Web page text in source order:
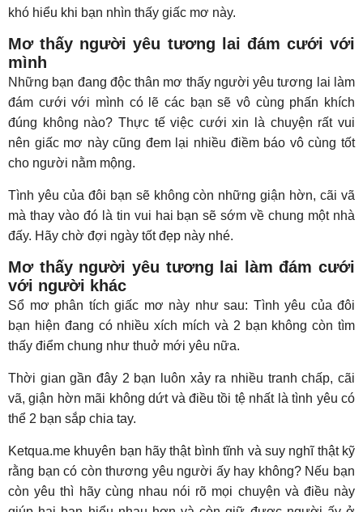
khó hiểu khi bạn nhìn thấy giấc mơ này.
Mơ thấy người yêu tương lai đám cưới với
mình
Những bạn đang độc thân mơ thấy người yêu tương lai làm
đám cưới với mình có lẽ các bạn sẽ vô cùng phấn khích
đúng không nào? Thực tế việc cưới xin là chuyện rất vui
nên giấc mơ này cũng đem lại nhiều điềm báo vô cùng tốt
cho người nằm mộng.
Tình yêu của đôi bạn sẽ không còn những giận hờn, cãi vã
mà thay vào đó là tin vui hai bạn sẽ sớm về chung một nhà
đấy. Hãy chờ đợi ngày tốt đẹp này nhé.
Mơ thấy người yêu tương lai làm đám cưới
với người khác
Sổ mơ phân tích giấc mơ này như sau: Tình yêu của đôi
bạn hiện đang có nhiều xích mích và 2 bạn không còn tìm
thấy điểm chung như thuở mới yêu nữa.
Thời gian gần đây 2 bạn luôn xảy ra nhiều tranh chấp, cãi
vã, giận hờn mãi không dứt và điều tồi tệ nhất là tình yêu có
thể 2 bạn sắp chia tay.
Ketqua.me khuyên bạn hãy thật bình tĩnh và suy nghĩ thật kỹ
rằng bạn có còn thương yêu người ấy hay không? Nếu bạn
còn yêu thì hãy cùng nhau nói rõ mọi chuyện và điều này